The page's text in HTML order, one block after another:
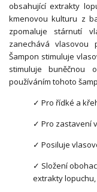
obsahující extrakty
kmenovou kulturu z
zpomaluje stárnutí
zanechává vlasovou
Šampon stimuluje
stimuluje buněčnou
používáním tohoto
✓ Pro řídké a
✓ Pro zastavení
✓ Posiluje
✓ Složení
extrakty